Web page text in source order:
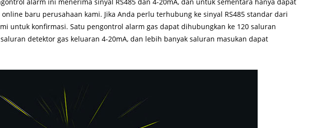
baru perusahaan kami. Jika Anda perlu terhubung ke sinyal RS485 standar dari
untuk konfirmasi. Satu pengontrol alarm gas dapat dihubungkan ke 120 saluran
detektor gas keluaran 4-20mA, dan lebih banyak saluran masukan dapat